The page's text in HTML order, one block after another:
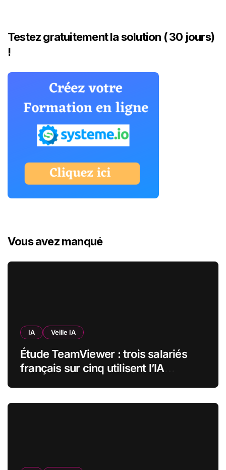
Testez gratuitement la solution ( 30 jours)
!
Vous avez manqué
IA Veille IA
Étude TeamViewer : trois salariés
français sur cinq utilisent l’IA